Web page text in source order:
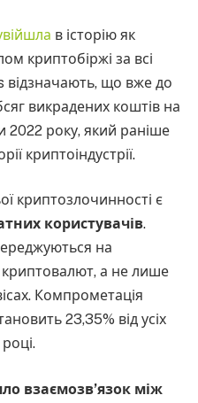
в історію як
криптобіржі за всі
відзначають, що вже до
викрадених коштів на
2022 року, який раніше
криптоіндустрії.
криптозлочинності є
користувачів.
на
криптовалют, а не лише
Компрометація
23,35% від усіх
взаємозв’язок між